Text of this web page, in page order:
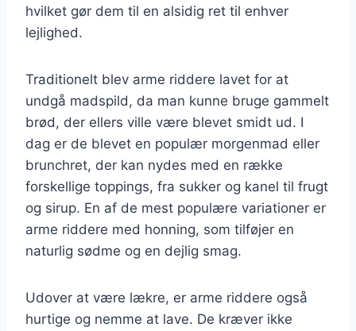
hvilket gør dem til en alsidig ret til enhver
lejlighed.
Traditionelt blev arme riddere lavet for at
undgå madspild, da man kunne bruge gammelt
brød, der ellers ville være blevet smidt ud. I
dag er de blevet en populær morgenmad eller
brunchret, der kan nydes med en række
forskellige toppings, fra sukker og kanel til frugt
og sirup. En af de mest populære variationer er
arme riddere med honning, som tilføjer en
naturlig sødme og en dejlig smag.
Udover at være lækre, er arme riddere også
hurtige og nemme at lave. De kræver ikke